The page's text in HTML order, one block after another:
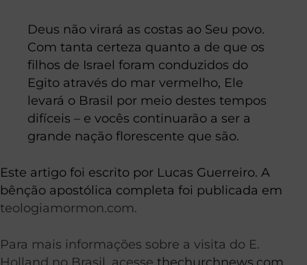
Deus não virará as costas ao Seu povo.
Com tanta certeza quanto a de que os
filhos de Israel foram conduzidos do
Egito através do mar vermelho, Ele
levará o Brasil por meio destes tempos
difíceis – e vocês continuarão a ser a
grande nação florescente que são.
Este artigo foi escrito por Lucas Guerreiro. A
bênção apostólica completa foi publicada em
teologiamormon.com.
Para mais informações sobre a visita do E.
Holland no Brasil, acesse thechurchnews.com